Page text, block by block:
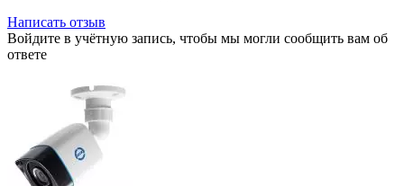
Написать отзыв
Войдите в учётную запись, чтобы мы могли сообщить вам об
ответе